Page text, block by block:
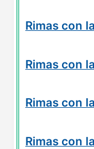
Rimas con
Rimas con
Rimas con
Rimas con